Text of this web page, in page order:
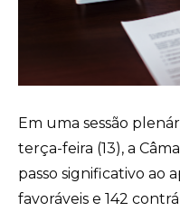
Em uma sessão
terça-feira (13), a
passo significativo ao
favoráveis e 142